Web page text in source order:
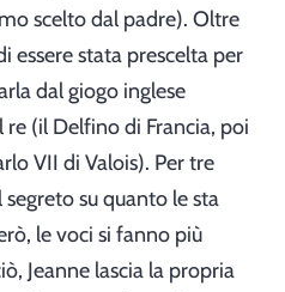
scelto dal padre). Oltre
essere stata prescelta per
dal giogo inglese
(il Delfino di Francia, poi
VII di Valois). Per tre
su quanto le sta
le voci si fanno più
Jeanne lascia la propria